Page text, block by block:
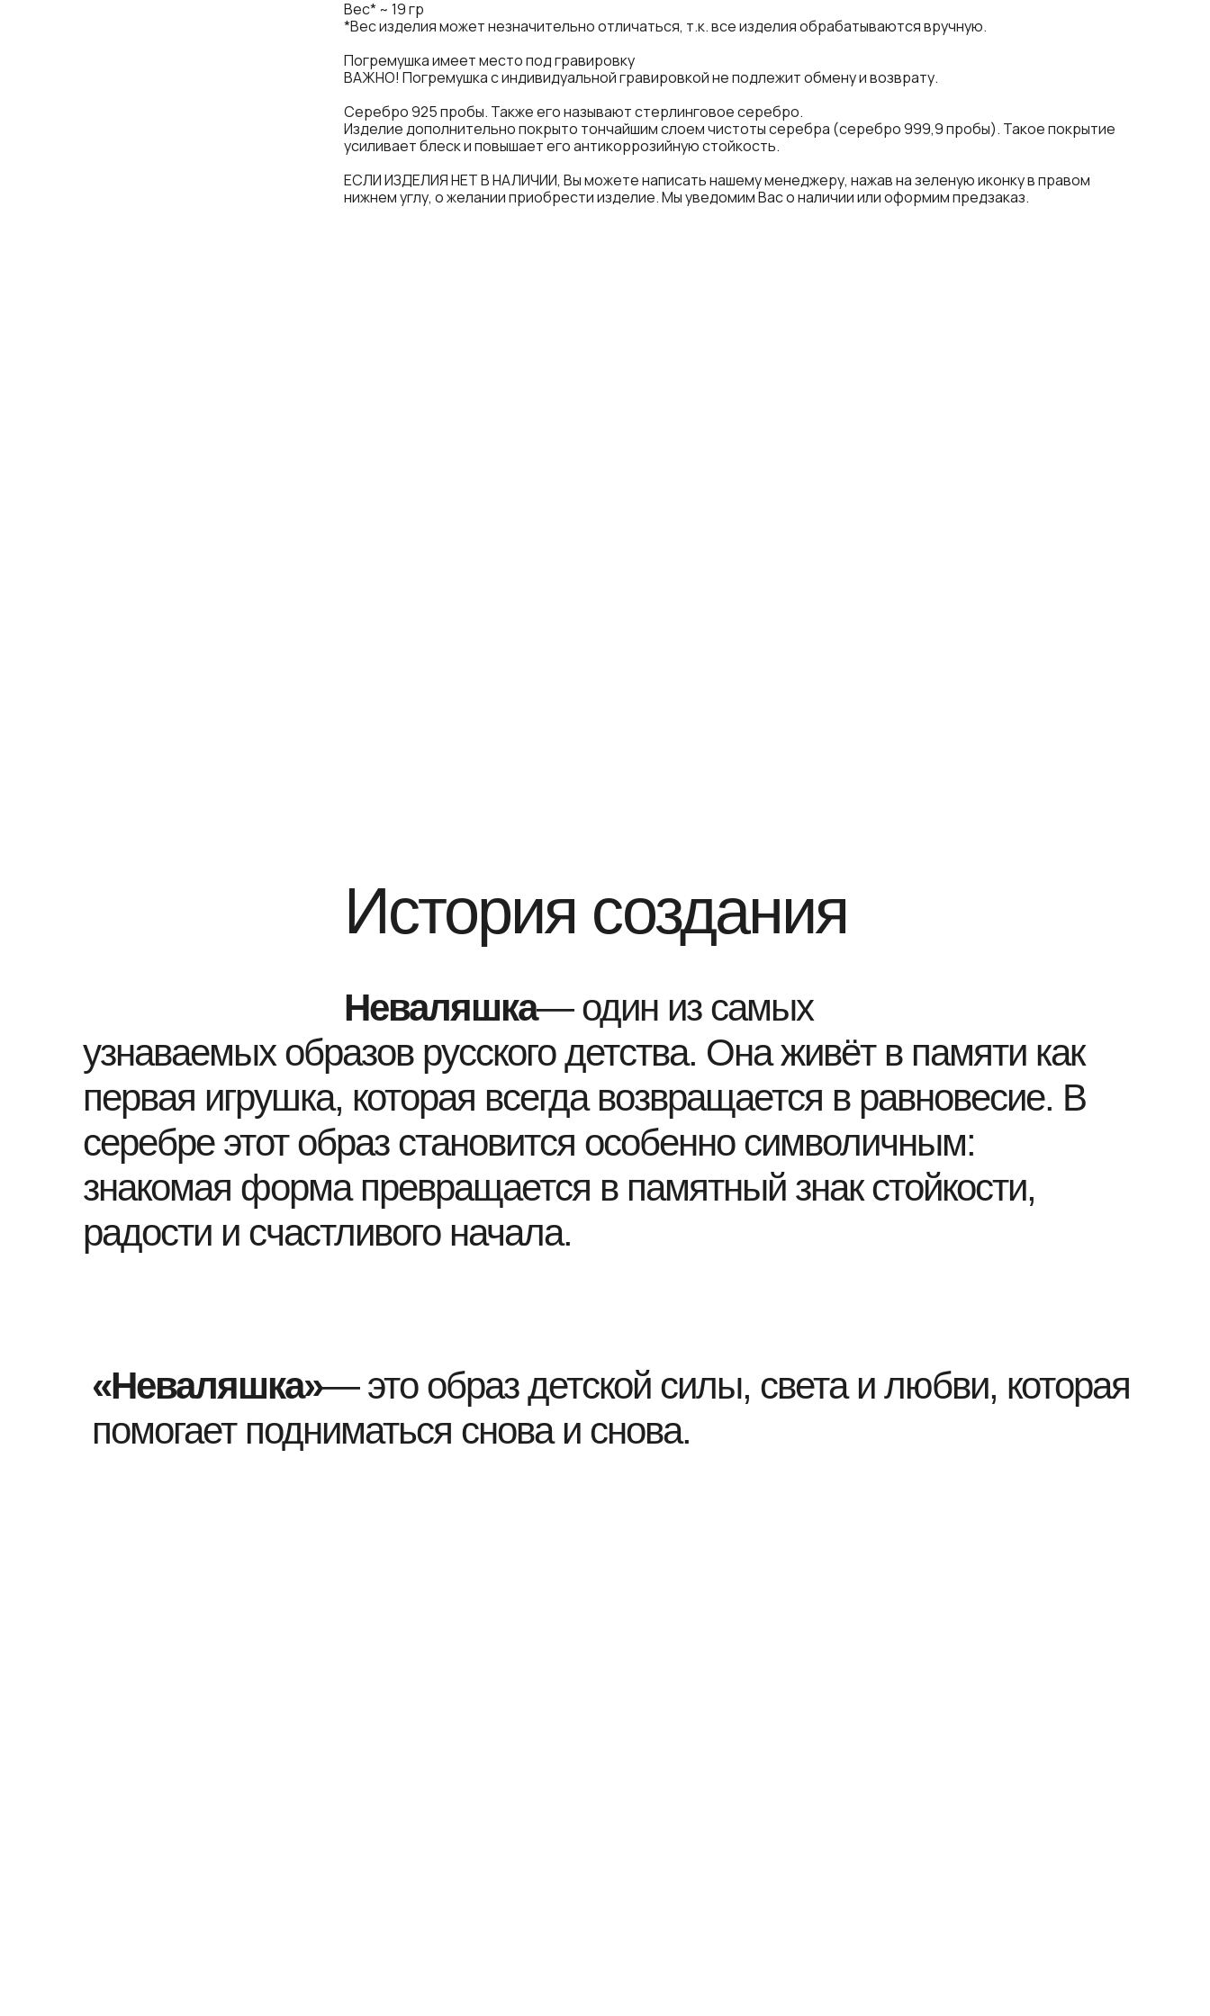
узнаваемых образов русского детства. Она живёт в памяти как
первая игрушка, которая всегда возвращается в равновесие. В
серебре этот образ становится особенно символичным:
знакомая форма превращается в памятный знак стойкости,
радости и счастливого начала.
Вес* ~ 19 гр
*Вес изделия может незначительно отличаться, т.к. все изделия обрабатываются вручную.
Погремушка имеет место под гравировку
ВАЖНО! Погремушка с индивидуальной гравировкой не подлежит обмену и возврату.
Серебро 925 пробы. Также его называют стерлинговое серебро.
Изделие дополнительно покрыто тончайшим слоем чистоты серебра (серебро 999,9 пробы). Такое покрытие
усиливает блеск и повышает его антикоррозийную стойкость.
ЕСЛИ ИЗДЕЛИЯ НЕТ В НАЛИЧИИ, Вы можете написать нашему менеджеру, нажав на зеленую иконку в правом
нижнем углу, о желании приобрести изделие. Мы уведомим Вас о наличии или оформим предзаказ.
История создания
Неваляшка— один из самых
«Неваляшка»— это образ детской силы, света и любви, которая
помогает подниматься снова и снова.